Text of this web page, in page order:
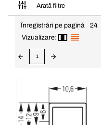
Arată filtre
Înregistrări pe pagină
24
Vizualizare:
1